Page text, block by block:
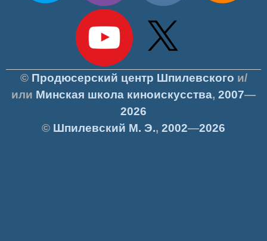
© Продюсерский центр Шпилевского и/
или Минская школа киноискусства, 2007—
2026
© Шпилевский М. Э., 2002—2026